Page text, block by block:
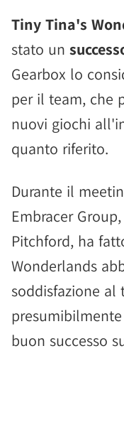
Tiny Tina's
stato un
Gearbox lo
per il team, che
nuovi giochi
quanto riferito.
Durante il
Embracer
Pitchford, ha
Wonderlands
soddisfazione al
buon successo